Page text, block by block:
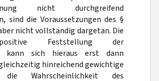
nicht durchgreifend
sind die Voraussetzungen des §
nicht vollständig dargetan. Die
Feststellung der
kann sich hieraus erst dann
hinreichend gewichtige
Wahrscheinlichkeit des